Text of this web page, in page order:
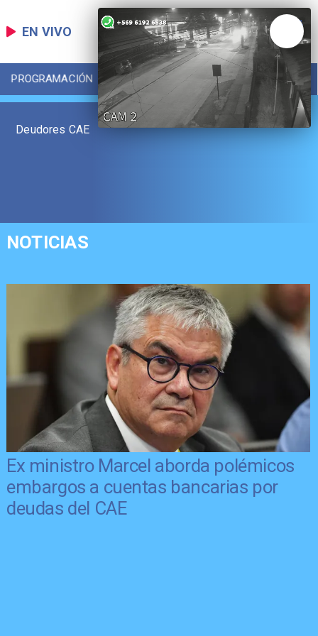
EN VIVO
PROGRAMACIÓN LOCAL DEPORTES
Deudores CAE
NOTICIAS
Ex ministro Marcel aborda polémicos
embargos a cuentas bancarias por
deudas del CAE